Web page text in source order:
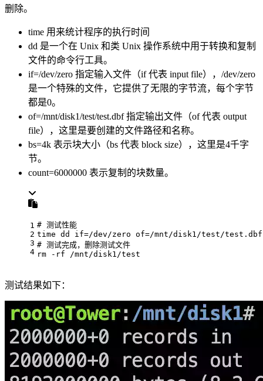
删除。
time 用来统计程序的执行时间
dd 是一个在 Unix 和类 Unix 操作系统中用于转换和复制
文件的命令行工具。
if=/dev/zero 指定输入文件（if 代表 input file），/dev/zero
是一个特殊的文件，它提供了无限的字节流，每个字节
都是0。
of=/mnt/disk1/test/test.dbf 指定输出文件（of 代表 output
file），这里是要创建的文件路径和名称。
bs=4k 表示块大小（bs 代表 block size），这里是4千字
节。
count=6000000 表示复制的块数量。
1
2
3
4
# 测试性能
time dd if=/dev/zero of=/mnt/disk1/test/test.dbf
# 测试完成，删除测试文件
rm -rf /mnt/disk1/test
测试结果如下：